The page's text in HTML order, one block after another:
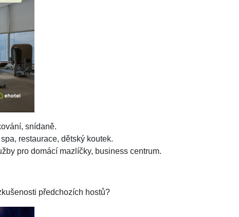
snídaně.
restaurace, dětský koutek.
pro domácí mazlíčky, business centrum.
předchozích hostů?